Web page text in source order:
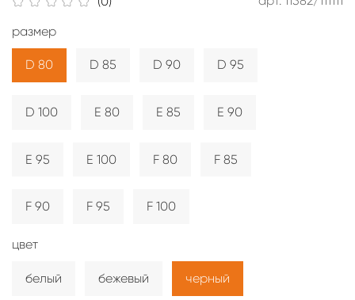
размер
D 80 D 85 D 90 D 95
D 100 E 80 E 85 E 90
E 95 E 100 F 80 F 85
F 90 F 95 F 100
цвет
белый бежевый черный